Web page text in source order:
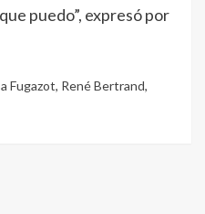
puedo”, expresó por
Fugazot, René Bertrand,